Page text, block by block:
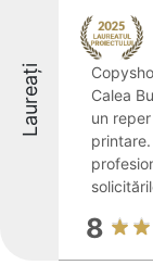
Laureați
Calea
un
8